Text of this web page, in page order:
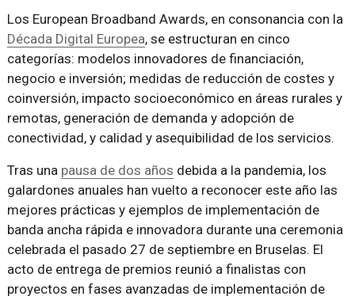
Los European Broadband Awards, en consonancia con la
Década Digital Europea, se estructuran en cinco
categorías: modelos innovadores de financiación,
negocio e inversión; medidas de reducción de costes y
coinversión, impacto socioeconómico en áreas rurales y
remotas, generación de demanda y adopción de
conectividad, y calidad y asequibilidad de los servicios.
Tras una pausa de dos años debida a la pandemia, los
galardones anuales han vuelto a reconocer este año las
mejores prácticas y ejemplos de implementación de
banda ancha rápida e innovadora durante una ceremonia
celebrada el pasado 27 de septiembre en Bruselas. El
acto de entrega de premios reunió a finalistas con
proyectos en fases avanzadas de implementación de